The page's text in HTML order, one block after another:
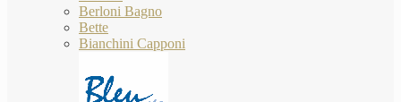
Berloni Bagno
Bette
Bianchini Capponi